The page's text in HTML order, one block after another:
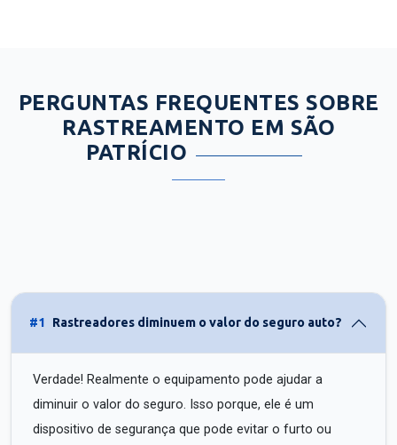
PERGUNTAS FREQUENTES SOBRE
RASTREAMENTO EM SÃO
PATRÍCIO
#1 Rastreadores diminuem o valor do seguro auto?
Verdade! Realmente o equipamento pode ajudar a
diminuir o valor do seguro. Isso porque, ele é um
dispositivo de segurança que pode evitar o furto ou